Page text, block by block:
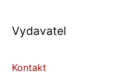
Vydavatel
Kontakt